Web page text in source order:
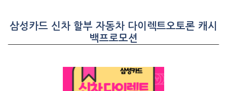
삼성카드 신차 할부 자동차 다이렉트오토론 캐시
백프로모션